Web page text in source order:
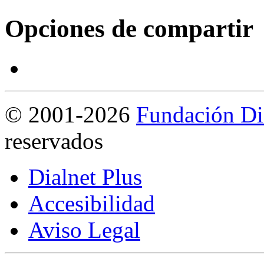
Opciones de compartir
© 2001-2026 Fundación
reservados
Dialnet Plus
Accesibilidad
Aviso Legal